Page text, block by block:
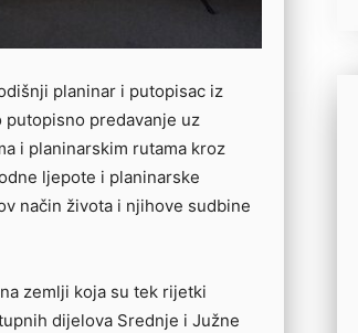
planinar i putopisac iz
putopisno predavanje uz
i planinarskim rutama kroz
ljepote i planinarske
način života i njihove sudbine
zemlji koja su tek rijetki
dijelova Srednje i Južne